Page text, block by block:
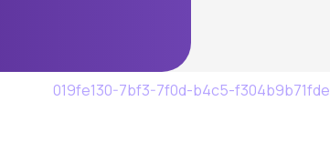
019fe130-7bf3-7f0d-b4c5-f304b9b71fde